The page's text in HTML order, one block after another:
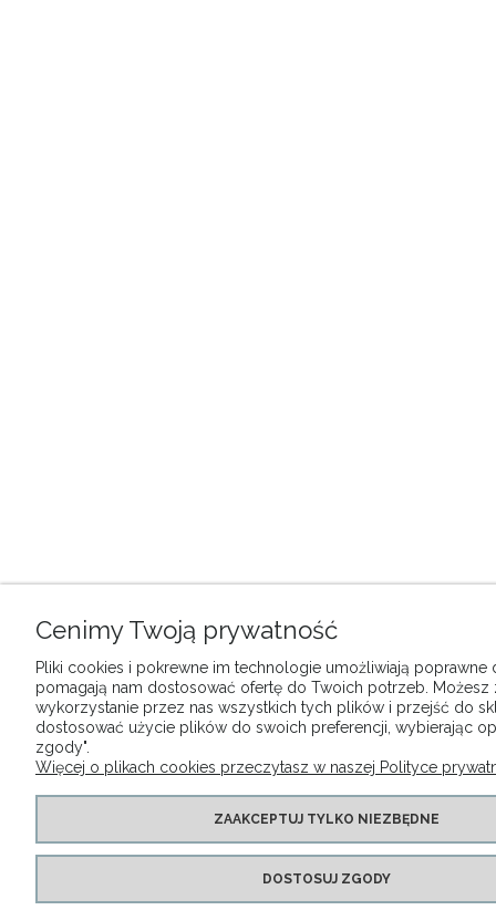
Cenimy Twoją prywatność
Pliki cookies i pokrewne im technologie umożliwiają poprawne
pomagają nam dostosować ofertę do Twoich potrzeb. Możesz
wykorzystanie przez nas wszystkich tych plików i przejść do
dostosować użycie plików do swoich preferencji, wybierając
zgody".
Więcej o plikach cookies przeczytasz w naszej Polityce
ZAAKCEPTUJ TYLKO NIEZBĘDNE
DOSTOSUJ ZGODY